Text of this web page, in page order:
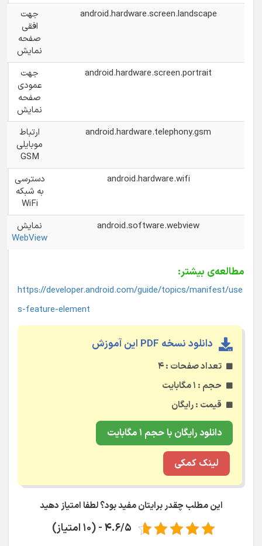
android.hardware.screen.landscape
جهت
افقی
صفحه
نمایش
android.hardware.screen.portrait
جهت
عمودی
صفحه
نمایش
android.hardware.telephony.gsm
ارتباط
موبایلی
GSM
android.hardware.wifi
دسترسی
به شبکه
WiFi
android.software.webview
نمایش
WebView
مطالعه‌ی بیشتر:
https://developer.android.com/guide/topics/manifest/use
s-feature-element
دانلود نسخه PDF این آموزش
تعداد صفحات : ۴
حجم : ۱ مگابایت
قیمت : رایگان
دانلود رایگان با حجم ۱ مگابایت
لینک کمکی
این مطلب چقدر برایتان مفید بود؟ لطفا امتیاز دهید
4.6/5 - (10 امتیاز)